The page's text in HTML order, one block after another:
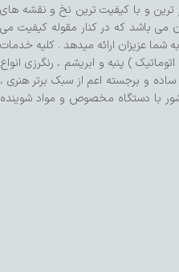
ترین و با کیفیت ترین نخ و نقشه های
می باشد که در کنار مقوله کیفیت می
شما عزیزان ارائه میدهد . کلیه خدمات
) پنبه و ابریشم ، رنگرزی انواع
و برجسته اعم از سبک برتر هنری ،
با دستگاه مخصوص و مواد شوینده